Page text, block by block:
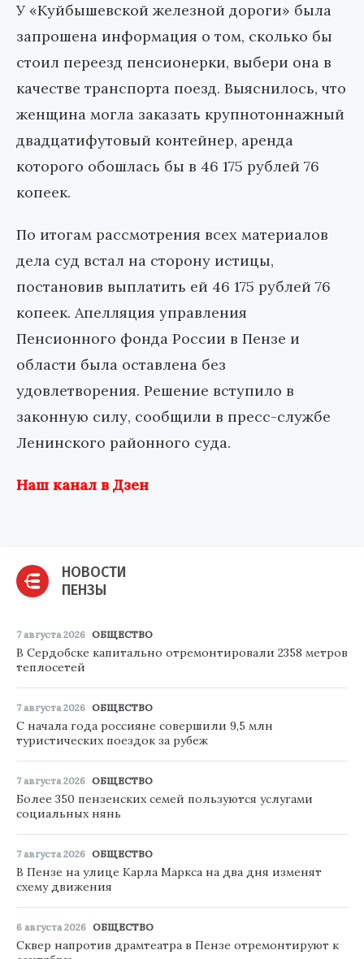
У «Куйбышевской железной дороги» была
запрошена информация о том, сколько бы
стоил переезд пенсионерки, выбери она в
качестве транспорта поезд. Выяснилось, что
женщина могла заказать крупнотоннажный
двадцатифутовый контейнер, аренда
которого обошлась бы в 46 175 рублей 76
копеек.
По итогам рассмотрения всех материалов
дела суд встал на сторону истицы,
постановив выплатить ей 46 175 рублей 76
копеек. Апелляция управления
Пенсионного фонда России в Пензе и
области была оставлена без
удовлетворения. Решение вступило в
законную силу, сообщили в пресс-службе
Ленинского районного суда.
Наш канал в Дзен
НОВОСТИ
ПЕНЗЫ
7 августа 2026 ОБЩЕСТВО
В Сердобске капитально отремонтировали 2358 метров
теплосетей
7 августа 2026 ОБЩЕСТВО
С начала года россияне совершили 9,5 млн
туристических поездок за рубеж
7 августа 2026 ОБЩЕСТВО
Более 350 пензенских семей пользуются услугами
социальных нянь
7 августа 2026 ОБЩЕСТВО
В Пензе на улице Карла Маркса на два дня изменят
схему движения
6 августа 2026 ОБЩЕСТВО
Сквер напротив драмтеатра в Пензе отремонтируют к